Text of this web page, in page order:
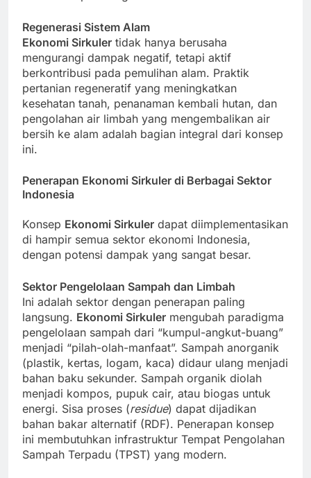
Regenerasi Sistem Alam
Ekonomi Sirkuler tidak hanya berusaha
mengurangi dampak negatif, tetapi aktif
berkontribusi pada pemulihan alam. Praktik
pertanian regeneratif yang meningkatkan
kesehatan tanah, penanaman kembali hutan, dan
pengolahan air limbah yang mengembalikan air
bersih ke alam adalah bagian integral dari konsep
ini.
Penerapan Ekonomi Sirkuler di Berbagai Sektor
Indonesia
Konsep Ekonomi Sirkuler dapat diimplementasikan
di hampir semua sektor ekonomi Indonesia,
dengan potensi dampak yang sangat besar.
Sektor Pengelolaan Sampah dan Limbah
Ini adalah sektor dengan penerapan paling
langsung. Ekonomi Sirkuler mengubah paradigma
pengelolaan sampah dari “kumpul-angkut-buang”
menjadi “pilah-olah-manfaat”. Sampah anorganik
(plastik, kertas, logam, kaca) didaur ulang menjadi
bahan baku sekunder. Sampah organik diolah
menjadi kompos, pupuk cair, atau biogas untuk
energi. Sisa proses (residue) dapat dijadikan
bahan bakar alternatif (RDF). Penerapan konsep
ini membutuhkan infrastruktur Tempat Pengolahan
Sampah Terpadu (TPST) yang modern.